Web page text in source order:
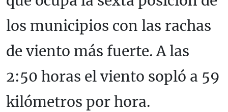
los municipios con las rachas
de viento más fuerte. A las
2:50 horas el viento sopló a 59
kilómetros por hora.